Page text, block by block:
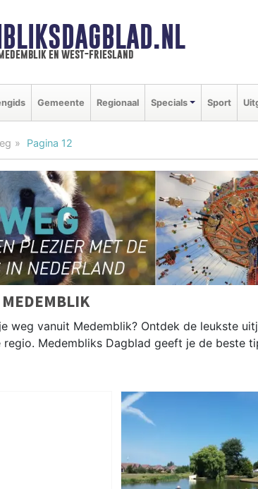
en west-friesland
Gemeente Regionaal Specials Sport
Pagina 12
weg vanuit Medemblik? Ontdek de leukste
regio. Medembliks Dagblad geeft je de beste